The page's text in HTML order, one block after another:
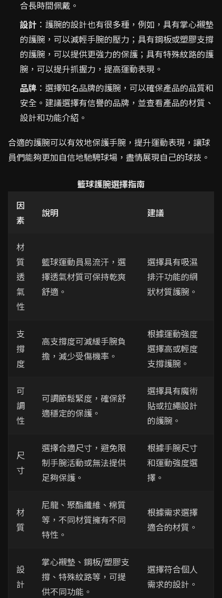
合長時間佩戴。
設計 ：護腕的設計也有很多種，例如，具有掌心襯墊
的護腕，可以減輕手腕的壓力；具有鋼板或塑膠支撐
的護腕，可以提供更強力的保護；具有特殊紋路的護
腕，可以提升抓握力，提高運動表現。
品牌 ：選擇知名品牌的護腕，可以確保產品的品質和
安全。建議選擇有信譽的品牌，並查看產品的材質、
設計和功能介紹。
合適的護腕可以有效地保護手腕，提升運動表現，讓球
員們能夠更加自信地馳騁球場，盡情展現自己的球技。
籃球護腕選擇指南
因
素
說明 建議
材
質
透
氣
性
籃球運動員易流汗，選
擇透氣材質可保持乾爽
舒適。
選擇具有吸濕
排汗功能的網
狀材質護腕。
支
撐
度
高支撐度可減緩手腕負
擔，減少受傷機率。
根據運動強度
選擇高或輕度
支撐護腕。
可
調
性
可調節鬆緊度，確保舒
適穩定的保護。
選擇具有魔術
貼或拉繩設計
的護腕。
尺
寸
選擇合適尺寸，避免限
制手腕活動或無法提供
足夠保護。
根據手腕尺寸
和運動強度選
擇。
材
質
尼龍、聚酯纖維、棉質
等，不同材質擁有不同
特性。
根據需求選擇
適合的材質。
設
計
掌心襯墊、鋼板/塑膠支
撐、特殊紋路等，可提
供不同功能。
選擇符合個人
需求的設計。